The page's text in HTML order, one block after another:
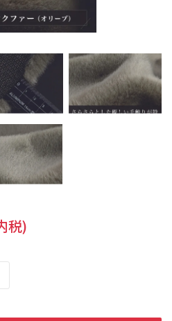
アウトレット
税)